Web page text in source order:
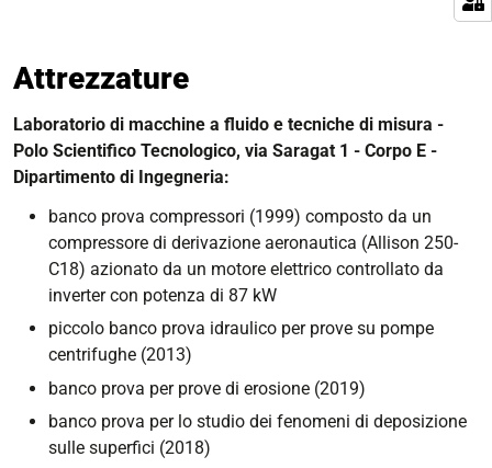
Attrezzature
Laboratorio di macchine a fluido e tecniche di misura -
Polo Scientifico Tecnologico, via Saragat 1 - Corpo E -
Dipartimento di Ingegneria:
banco prova compressori (1999) composto da un
compressore di derivazione aeronautica (Allison 250-
C18) azionato da un motore elettrico controllato da
inverter con potenza di 87 kW
piccolo banco prova idraulico per prove su pompe
centrifughe (2013)
banco prova per prove di erosione (2019)
banco prova per lo studio dei fenomeni di deposizione
sulle superfici (2018)